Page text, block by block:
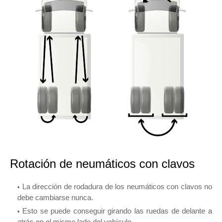
Rotación de neumáticos con clavos
La dirección de rodadura de los neumáticos con clavos no
debe cambiarse nunca.
Esto se puede conseguir girando las ruedas de delante a